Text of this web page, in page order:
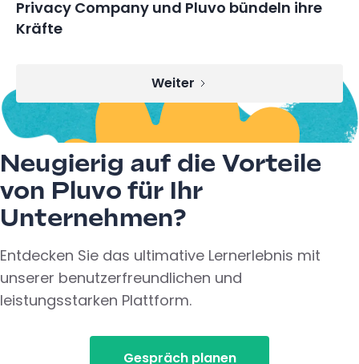
Privacy Company und Pluvo bündeln ihre
Kräfte
Weiter
Neugierig auf die Vorteile
von Pluvo für Ihr
Unternehmen?
Entdecken Sie das ultimative Lernerlebnis mit
unserer benutzerfreundlichen und
leistungsstarken Plattform.
Gespräch planen